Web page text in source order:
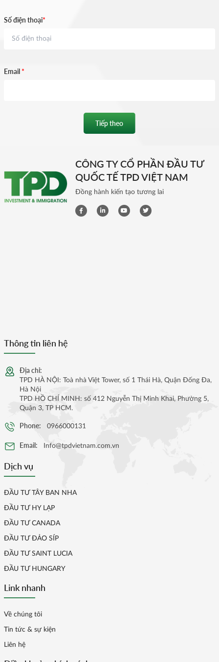
Số điện thoại*
Email *
Tiếp theo
CÔNG TY CỔ PHẦN ĐẦU TƯ
QUỐC TẾ TPD VIỆT NAM
Đồng hành kiến tạo tương lai
Thông tin liên hệ
Địa chỉ:
TPD HÀ NỘI: Toà nhà Việt Tower, số 1 Thái Hà, Quận Đống Đa,
Hà Nội
TPD HỒ CHÍ MINH: số 412 Nguyễn Thị Minh Khai, Phường 5,
Quận 3, TP HCM.
Phone: 0966000131
Email: Info@tpdvietnam.com.vn
Dịch vụ
ĐẦU TƯ TÂY BAN NHA
ĐẦU TƯ HY LẠP
ĐẦU TƯ CANADA
ĐẦU TƯ ĐẢO SÍP
ĐẦU TƯ SAINT LUCIA
ĐẦU TƯ HUNGARY
Link nhanh
Về chúng tôi
Tin tức & sự kiện
Liên hệ